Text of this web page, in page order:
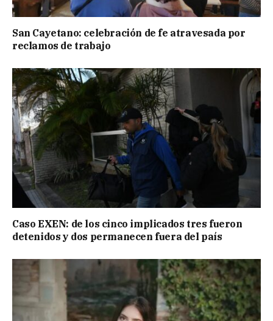
San Cayetano: celebración de fe atravesada por
reclamos de trabajo
Caso EXEN: de los cinco implicados tres fueron
detenidos y dos permanecen fuera del país